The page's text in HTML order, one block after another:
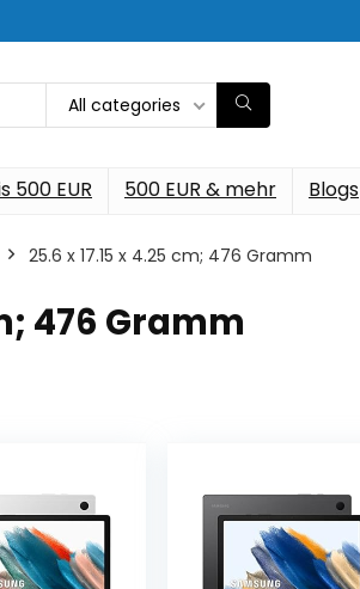
All categories
500 EUR 500 EUR & mehr Blogs
‎25.6 x 17.15 x 4.25 cm; 476 Gramm
476 Gramm